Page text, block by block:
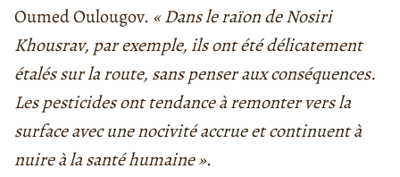
Oumed Oulougov. « Dans le raïon de Nosiri
Khousrav, par exemple, ils ont été délicatement
étalés sur la route, sans penser aux conséquences.
Les pesticides ont tendance à remonter vers la
surface avec une nocivité accrue et continuent à
nuire à la santé humaine ».